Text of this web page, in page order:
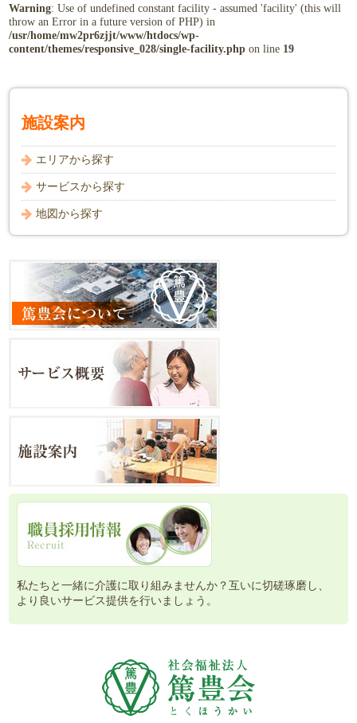
Warning: Use of undefined constant facility - assumed 'facility' (this will
throw an Error in a future version of PHP) in
/usr/home/mw2pr6zjjt/www/htdocs/wp-
content/themes/responsive_028/single-facility.php on line 19
施設案内
エリアから探す
サービスから探す
地図から探す
私たちと一緒に介護に取り組みませんか？互いに切磋琢磨し、
より良いサービス提供を行いましょう。